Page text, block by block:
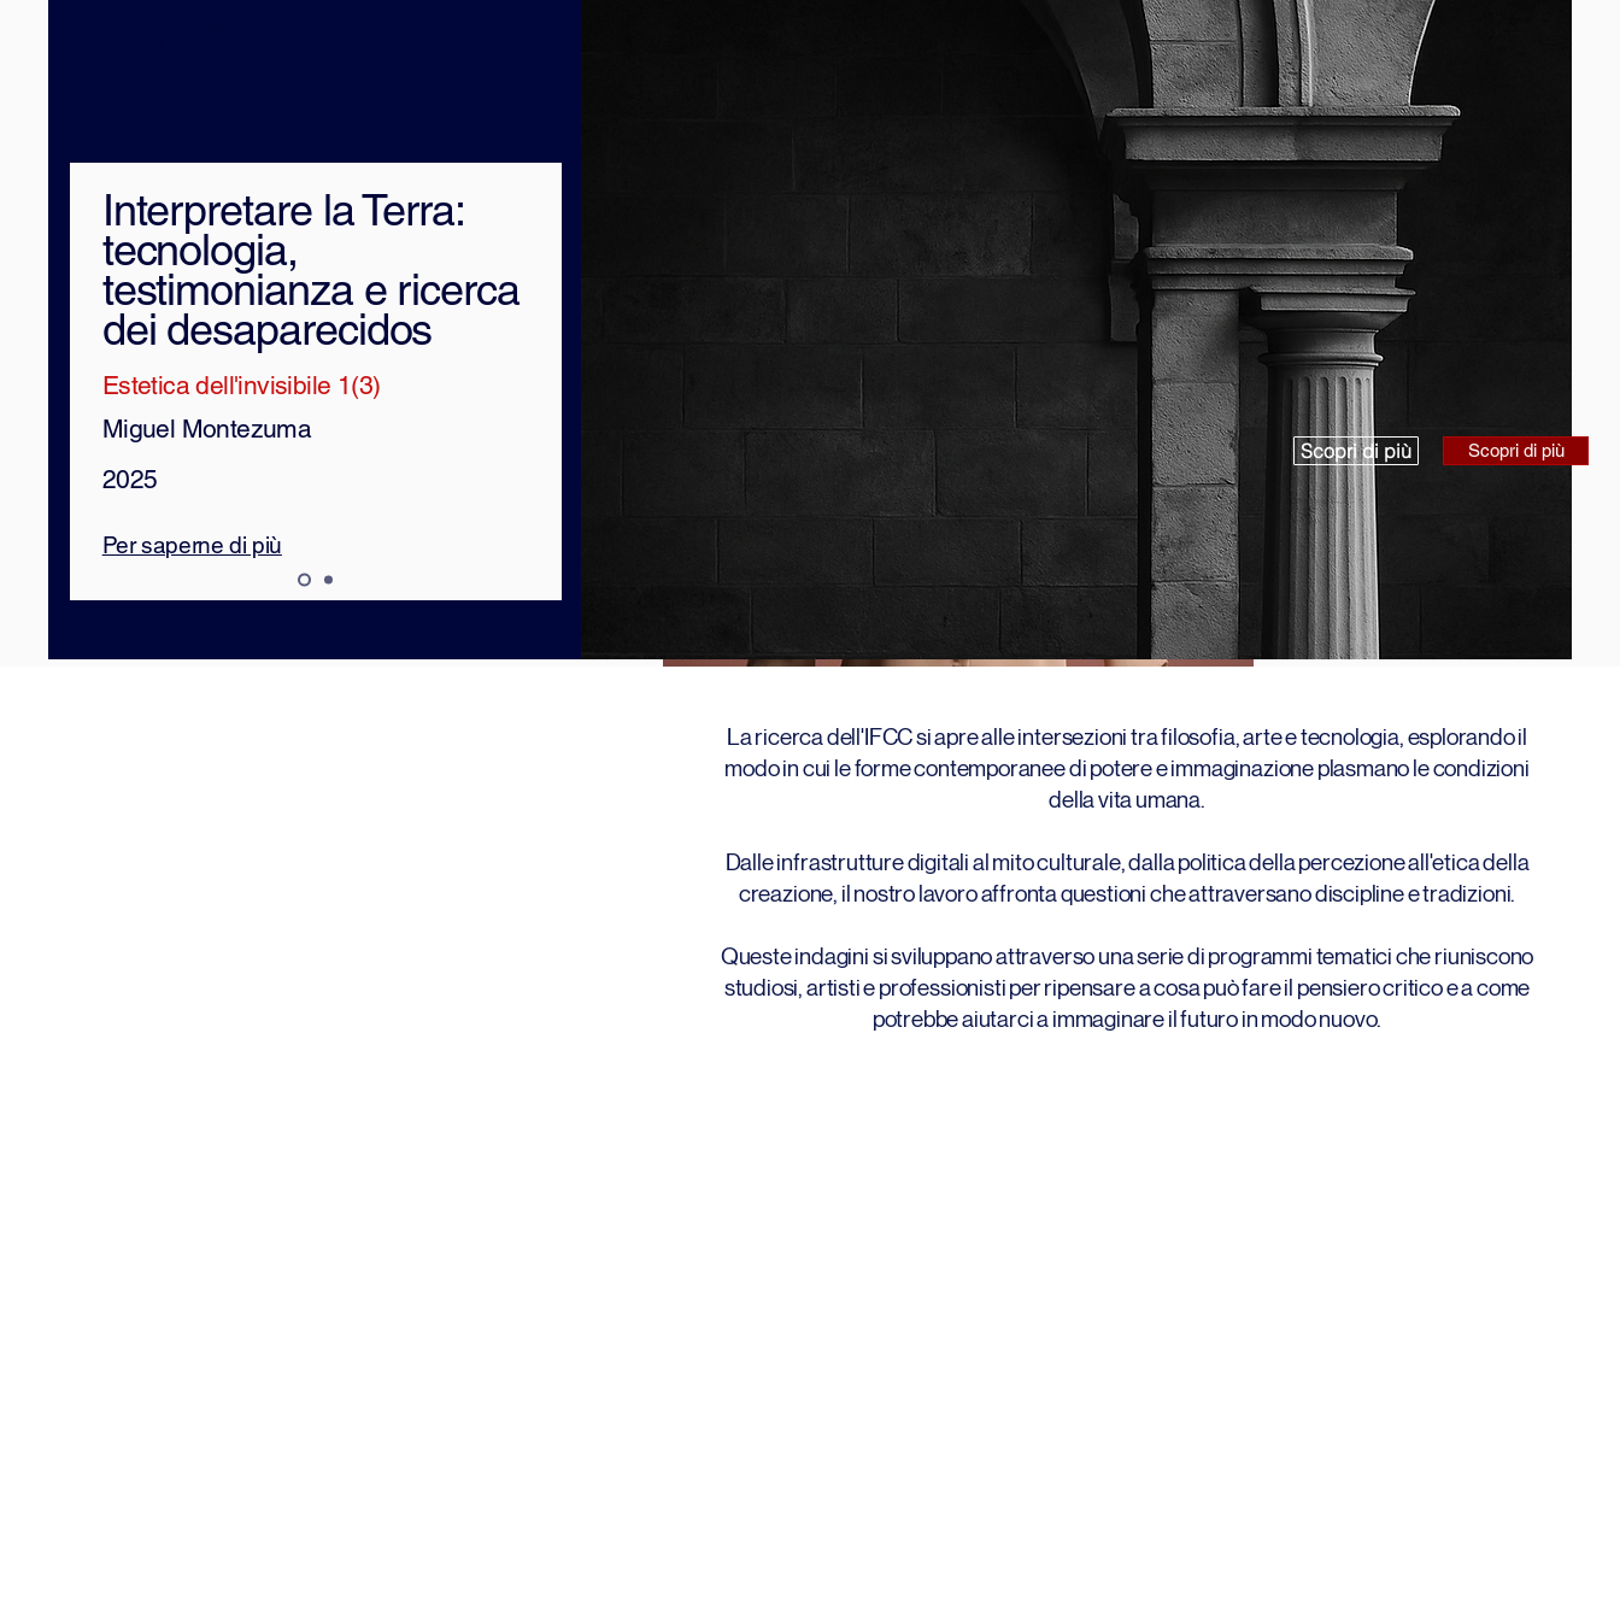
Interpretare la Terra:
tecnologia,
testimonianza e ricerca
dei desaparecidos
Miguel Montezuma
2025
Estetica dell'invisibile 1(3)
Per saperne di più
Scopri di più Scopri di più
La ricerca dell'IFCC si apre alle intersezioni tra filosofia, arte e tecnologia, esplorando il
modo in cui le forme contemporanee di potere e immaginazione plasmano le condizioni
della vita umana.
Dalle infrastrutture digitali al mito culturale, dalla politica della percezione all'etica della
creazione, il nostro lavoro affronta questioni che attraversano discipline e tradizioni.
Queste indagini si sviluppano attraverso una serie di programmi tematici che riuniscono
studiosi, artisti e professionisti per ripensare a cosa può fare il pensiero critico e a come
potrebbe aiutarci a immaginare il futuro in modo nuovo.